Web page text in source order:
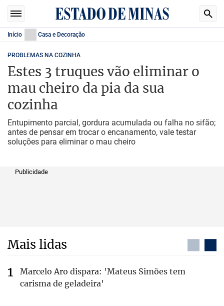
Início Casa e Decoração
PROBLEMAS NA COZINHA
Estes 3 truques vão eliminar o
mau cheiro da pia da sua
cozinha
Entupimento parcial, gordura acumulada ou falha no sifão;
antes de pensar em trocar o encanamento, vale testar
soluções para eliminar o mau cheiro
Publicidade
Mais lidas
Marcelo Aro dispara: 'Mateus Simões tem
carisma de geladeira'